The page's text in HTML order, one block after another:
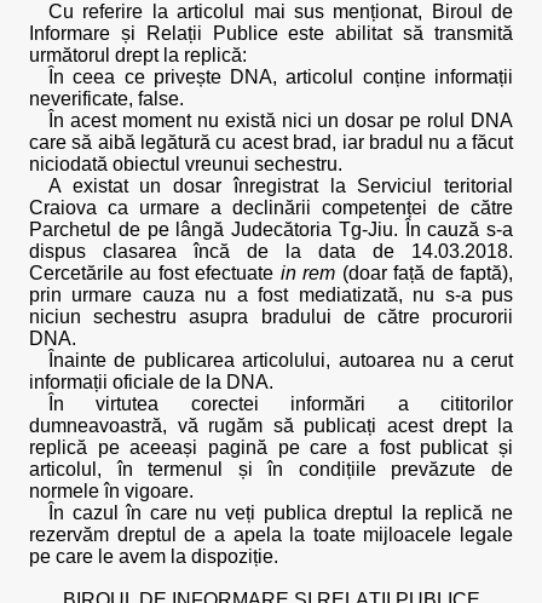
Cu referire la articolul mai sus menționat, Biroul de
Informare și Relații Publice este abilitat să transmită
următorul drept la replică:
În ceea ce privește DNA, articolul conține informații
neverificate, false.
În acest moment nu există nici un dosar pe rolul DNA
care să aibă legătură cu acest brad, iar bradul nu a făcut
niciodată obiectul vreunui sechestru.
A existat un dosar înregistrat la Serviciul teritorial
Craiova ca urmare a declinării competenței de către
Parchetul de pe lângă Judecătoria Tg-Jiu. În cauză s-a
dispus clasarea încă de la data de 14.03.2018.
Cercetările au fost efectuate in rem (doar față de faptă),
prin urmare cauza nu a fost mediatizată, nu s-a pus
niciun sechestru asupra bradului de către procurorii
DNA.
Înainte de publicarea articolului, autoarea nu a cerut
informații oficiale de la DNA.
În virtutea corectei informări a cititorilor
dumneavoastră, vă rugăm să publicați acest drept la
replică pe aceeași pagină pe care a fost publicat și
articolul, în termenul și în condițiile prevăzute de
normele în vigoare.
În cazul în care nu veți publica dreptul la replică ne
rezervăm dreptul de a apela la toate mijloacele legale
pe care le avem la dispoziție.